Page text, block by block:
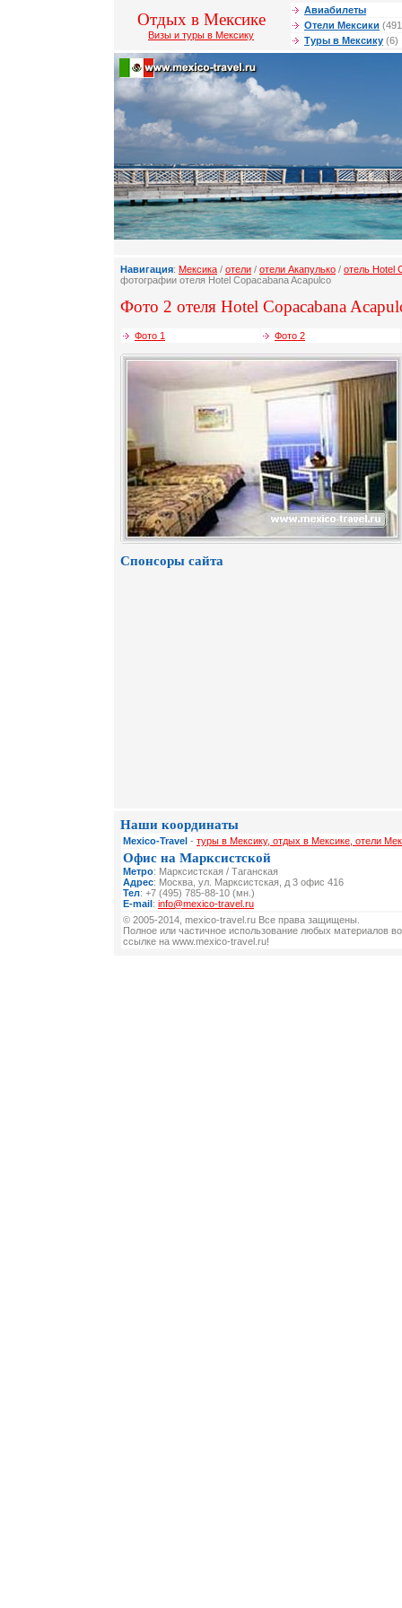
Отдых в Мексике
Визы и туры в Мексику
Авиабилеты
Отели Мексики
Туры в Мексику (6)
Навигация: Мексика / отели / отели Акапулько / отель Hotel
фотографии отеля Hotel Copacabana Acapulco
Фото 2 отеля Hotel Copacabana
Фото 1 Фото 2
Спонсоры сайта
Наши координаты
Mexico-Travel - туры в Мексику, отдых в Мексике, отели
Офис на Марксистской
Метро: Марксистская / Таганская
Адрес: Москва, ул. Марксистская, д 3 офис 416
Тел: +7 (495) 785-88-10 (мн.)
E-mail: info@mexico-travel.ru
© 2005-2014, mexico-travel.ru Все права защищены.
Полное или частичное использование любых материалов
ссылке на www.mexico-travel.ru!